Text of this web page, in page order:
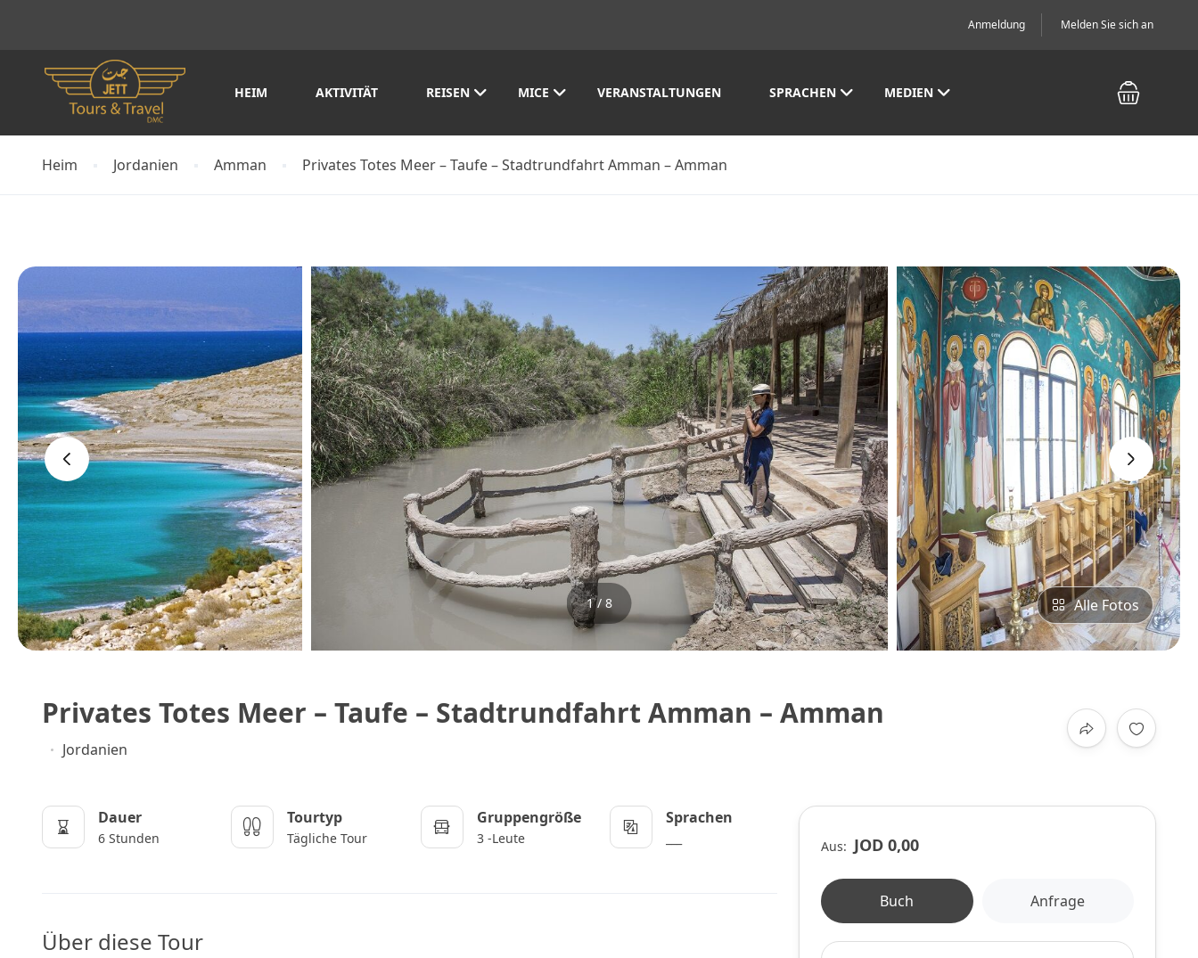
Anmeldung Melden Sie sich an
HEIM AKTIVITÄT REISEN MICE VERANSTALTUNGEN SPRACHEN MEDIEN
Heim Jordanien Amman Privates Totes Meer – Taufe – Stadtrundfahrt Amman – Amman
‹ ›
1 / 8 Alle Fotos
Privates Totes Meer – Taufe – Stadtrundfahrt Amman – Amman
Jordanien
Dauer
6 Stunden
Tourtyp
Tägliche Tour
Gruppengröße
3 -Leute
Sprachen
Über diese Tour
Aus: JOD 0,00
Buch Anfrage